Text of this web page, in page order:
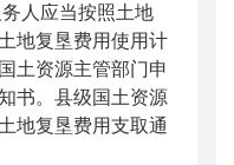
人应当按照土地
地复垦费用使用计
土资源主管部门申
书。县级国土资源
地复垦费用支取通